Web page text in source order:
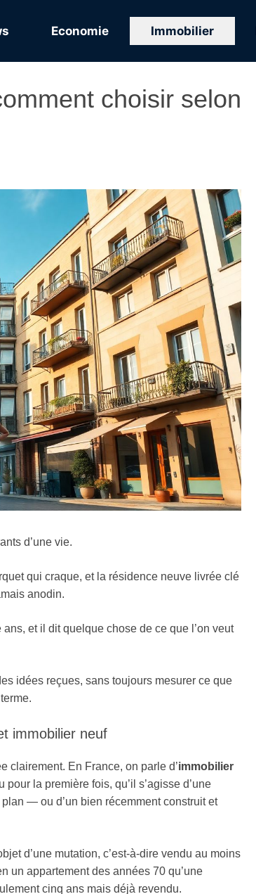
Economie Immobilier
choisir selon
d’une vie.
qui craque, et la résidence neuve livrée clé
anodin.
et il dit quelque chose de ce que l’on veut
idées reçues, sans toujours mesurer ce que
immobilier neuf
clairement. En France, on parle d’immobilier
la première fois, qu’il s’agisse d’une
— ou d’un bien récemment construit et
d’une mutation, c’est-à-dire vendu au moins
un appartement des années 70 qu’une
cinq ans mais déjà revendu.